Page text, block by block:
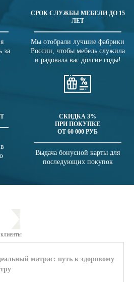
за
СРОК СЛУЖБЫ МЕБЕЛИ ДО 15
ЛЕТ
Мы отобрали лучшие фабрики
России, чтобы мебель служила
и радовала вас долгие годы!
СКИДКА 3%
ПРИ ПОКУПКЕ
ОТ 60 000 РУБ
Выдача бонусной карты для
последующих покупок
матрас: путь к здоровому